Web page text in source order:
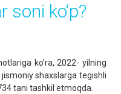
soni ko‘p?
koʼra, 2022- yilning
shaxslarga tegishli
tani tashkil etmoqda.